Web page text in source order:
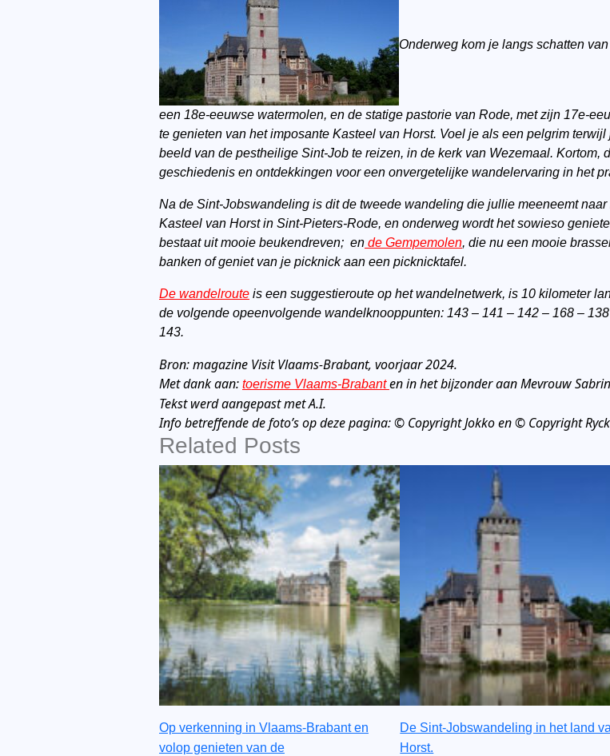
Onderweg kom je langs schatten
een 18e-eeuwse watermolen, en de statige pastorie van Rode, met zijn 17e-
te genieten van het imposante Kasteel van Horst. Voel je als een pelgrim
beeld van de pestheilige Sint-Job te reizen, in de kerk van Wezemaal. Kortom,
geschiedenis en ontdekkingen voor een onvergetelijke wandelervaring in het
Na de Sint-Jobswandeling is dit de tweede wandeling die jullie meeneemt
Kasteel van Horst in Sint-Pieters-Rode, en onderweg wordt het sowieso
bestaat uit mooie beukendreven; en de Gempemolen, die nu een mooie
banken of geniet van je picknick aan een picknicktafel.
De wandelroute is een suggestieroute op het wandelnetwerk, is 10 kilometer
de volgende opeenvolgende wandelknooppunten: 143 – 141 – 142 – 168 –
143.
Bron: magazine Visit Vlaams-Brabant, voorjaar 2024.
Met dank aan: toerisme Vlaams-Brabanten in het bijzonder aan Mevrouw
Tekst werd aangepast met A.I.
Info betreffende de foto’s op deze pagina:© CopyrightJokko en © Copyright
Related Posts
Op verkenning in Vlaams-Brabant en
volop genieten van de
De Sint-Jobswandeling in het land
Horst.